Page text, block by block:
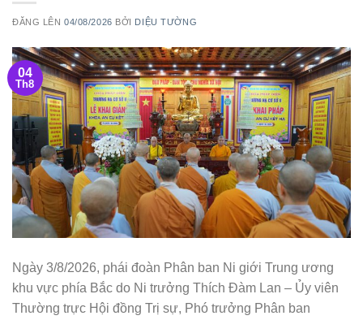
ĐĂNG LÊN04/08/2026 BỞI DIỆU TƯỜNG
04
Th8
Ngày 3/8/2026, phái đoàn Phân ban Ni giới Trung ương
khu vực phía Bắc do Ni trưởng Thích Đàm Lan – Ủy viên
Thường trực Hội đồng Trị sự, Phó trưởng Phân ban